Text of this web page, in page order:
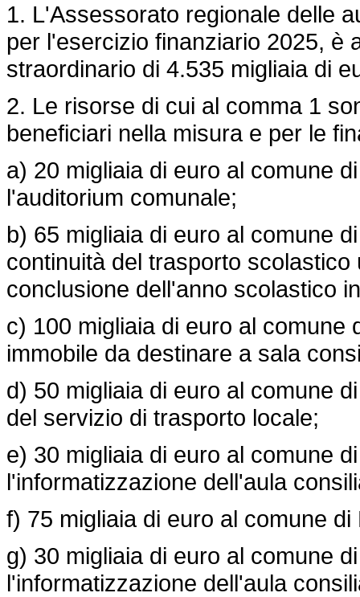
1. L'Assessorato regionale delle
per l'esercizio finanziario 2025, è
straordinario di 4.535 migliaia di
2. Le risorse di cui al comma 1
beneficiari nella misura e per le
a) 20 migliaia di euro al comune
l'auditorium comunale;
b) 65 migliaia di euro al comune
continuità del trasporto
conclusione dell'anno scolastico
c) 100 migliaia di euro al comune
immobile da destinare a sala
d) 50 migliaia di euro al comune
del servizio di trasporto locale;
e) 30 migliaia di euro al comune
l'informatizzazione dell'aula
f) 75 migliaia di euro al comune
g) 30 migliaia di euro al comune
l'informatizzazione dell'aula